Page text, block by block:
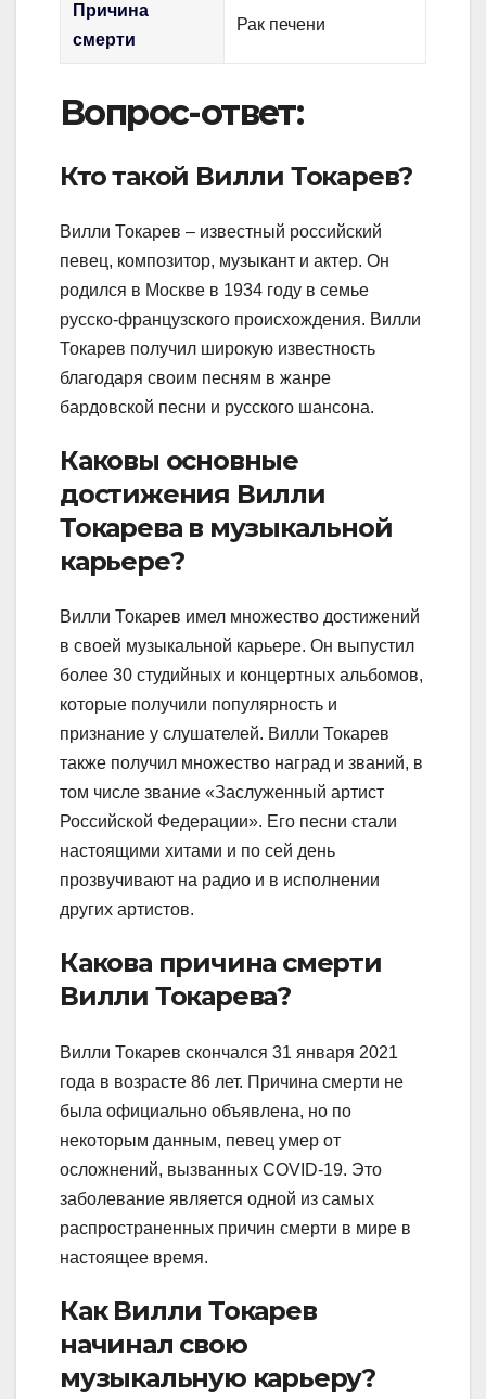
Причина
смерти
Рак печени
Вопрос-ответ:
Кто такой Вилли Токарев?
Вилли Токарев – известный российский
певец, композитор, музыкант и актер. Он
родился в Москве в 1934 году в семье
русско-французского происхождения. Вилли
Токарев получил широкую известность
благодаря своим песням в жанре
бардовской песни и русского шансона.
Каковы основные
достижения Вилли
Токарева в музыкальной
карьере?
Вилли Токарев имел множество достижений
в своей музыкальной карьере. Он выпустил
более 30 студийных и концертных альбомов,
которые получили популярность и
признание у слушателей. Вилли Токарев
также получил множество наград и званий, в
том числе звание «Заслуженный артист
Российской Федерации». Его песни стали
настоящими хитами и по сей день
прозвучивают на радио и в исполнении
других артистов.
Какова причина смерти
Вилли Токарева?
Вилли Токарев скончался 31 января 2021
года в возрасте 86 лет. Причина смерти не
была официально объявлена, но по
некоторым данным, певец умер от
осложнений, вызванных COVID-19. Это
заболевание является одной из самых
распространенных причин смерти в мире в
настоящее время.
Как Вилли Токарев
начинал свою
музыкальную карьеру?